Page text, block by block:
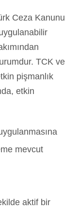
Ceza Kanunu
TCK ve
pişmanlık
etkin
mevcut
aktif bir